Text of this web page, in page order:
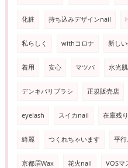
化粧 持ち込みデザインnail
私らしく withコロナ 新し
着用 安心 マツパ 水光肌
デンキバリブラシ 正規販売店
eyelash スイカnail 在庫残
綺麗 つくれちゃいます 平
京都眉Wax 花火nail VOSマ